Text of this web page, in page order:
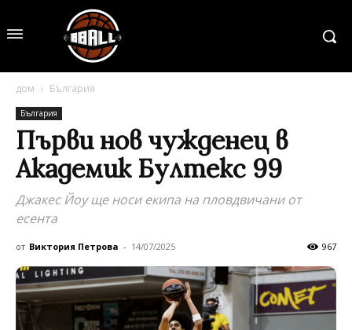
дом България
България
Първи нов чужденец в
Академик Бултекс 99
Джакес Йоу ще носи екипа на пловдвичани от
есента
от Виктория Петрова - 14/07/2025 967